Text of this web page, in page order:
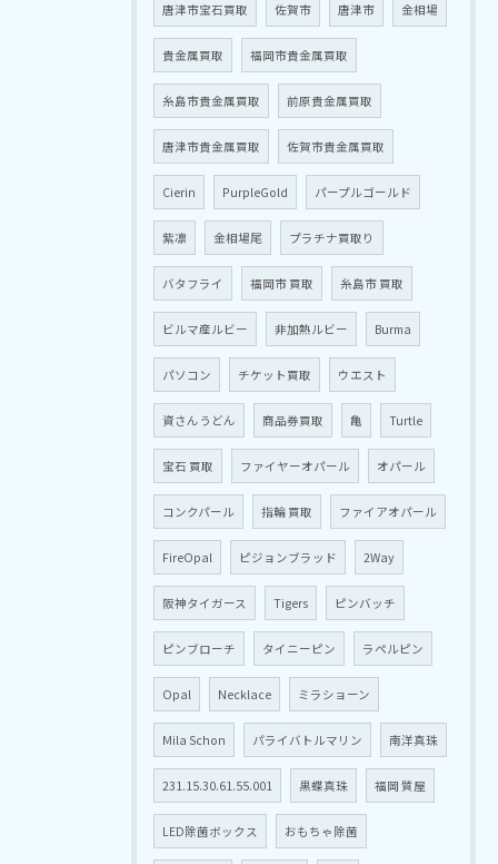
唐津市宝石買取 佐賀市 唐津市 金相場
貴金属買取 福岡市貴金属買取
糸島市貴金属買取 前原貴金属買取
唐津市貴金属買取 佐賀市貴金属買取
Cierin PurpleGold パープルゴールド
紫凛 金相場尾 プラチナ買取り
バタフライ 福岡市 買取 糸島市 買取
ビルマ産ルビー 非加熱ルビー Burma
パソコン チケット買取 ウエスト
資さんうどん 商品券買取 亀 Turtle
宝石 買取 ファイヤーオパール オパール
コンクパール 指輪 買取 ファイアオパール
FireOpal ピジョンブラッド 2Way
阪神タイガース Tigers ピンバッチ
ピンブローチ タイニーピン ラペルピン
Opal Necklace ミラショーン
Mila Schon パライバトルマリン 南洋真珠
231.15.30.61.55.001 黒蝶真珠 福岡 質屋
LED除菌ボックス おもちゃ除菌